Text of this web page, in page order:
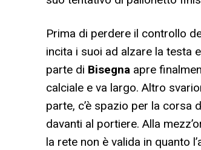
Prima di perdere il controllo
incita i suoi ad alzare la testa
parte di Bisegna apre
calciale e va largo. Altro
parte, c’è spazio per la corsa
davanti al portiere. Alla
la rete non è valida in quanto